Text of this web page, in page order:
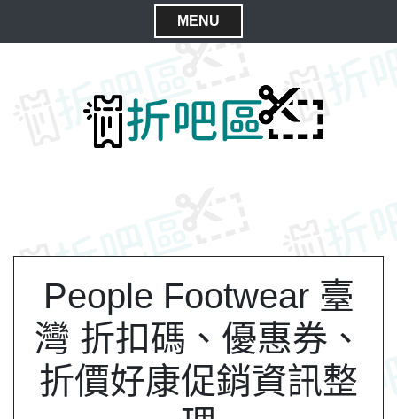
MENU
C
People Footwear 臺
灣 折扣碼、優惠券、
折價好康促銷資訊整